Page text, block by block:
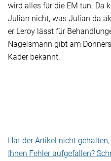
wird alles für die EM tun. Da
Julian nicht, was Julian da
er Leroy lässt für
Nagelsmann gibt am
Kader bekannt.
Hat der Artikel nicht
Ihnen Fehler aufgefallen?